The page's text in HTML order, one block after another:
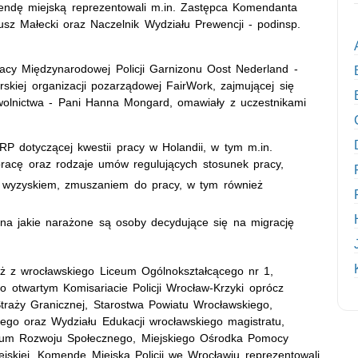
miejską reprezentowali m.in. Zastępca Komendanta
Małecki oraz Naczelnik Wydziału Prewencji - podinsp.
Międzynarodowej Policji Garnizonu Oost Nederland -
organizacji pozarządowej FairWork, zajmującej się
- Pani Hanna Mongard, omawiały z uczestnikami
dotyczącej kwestii pracy w Holandii, w tym m.in.
oraz rodzaje umów regulujących stosunek pracy,
zmuszaniem do pracy, w tym również
jakie narażone są osoby decydujące się na migrację
wrocławskiego Liceum Ogólnokształcącego nr 1,
Komisariacie Policji Wrocław-Krzyki oprócz
Granicznej, Starostwa Powiatu Wrocławskiego,
oraz Wydziału Edukacji wrocławskiego magistratu,
Rozwoju Społecznego, Miejskiego Ośrodka Pomocy
Komendę Miejską Policji we Wrocławiu reprezentowali